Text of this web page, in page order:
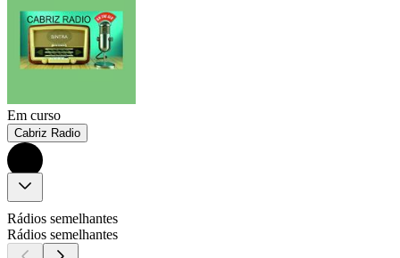
Em curso
Cabriz Radio
Rádios semelhantes
Rádios semelhantes